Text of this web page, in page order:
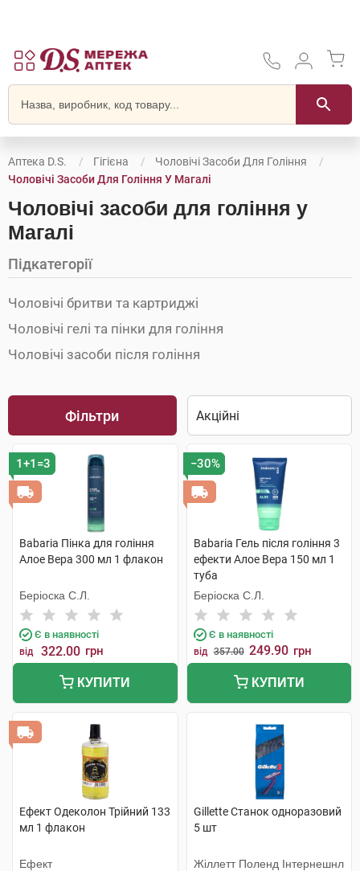
Аптека D.S. Гігієна
Чоловічі Засоби Для Гоління
Чоловічі Засоби Для Гоління У Магалі
Чоловічі засоби для гоління у
Магалі
Підкатегорії
Чоловічі бритви та картриджі
Чоловічі гелі та пінки для гоління
Чоловічі засоби після гоління
Фільтри
1+1=3
Babaria Пінка для гоління
Алое Вера 300 мл 1 флакон
Беріоска С.Л.
Є в наявності
від 322.00 грн
КУПИТИ
−30%
Babaria Гель після гоління 3
ефекти Алое Вера 150 мл 1
туба
Беріоска С.Л.
Є в наявності
від 357.00 249.90 грн
КУПИТИ
Ефект Одеколон Трійний 133
мл 1 флакон
Ефект
Gillette Станок одноразовий
5 шт
Жіллетт Поленд Інтернешнл